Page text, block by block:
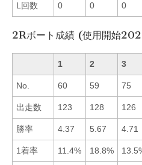
L回数 0 0 0
2Rボート成績 (使用開始
1 2 3
No. 60 59 75
出走数 123 128 126
勝率 4.37 5.67 4.71
1着率 11.4% 18.8%